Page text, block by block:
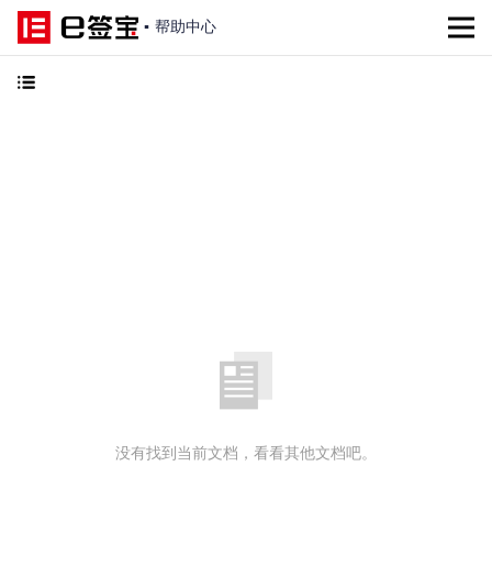
▪ 帮助中心
没有找到当前文档，看看其他文档吧。